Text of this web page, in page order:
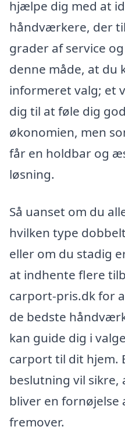
hjælpe dig med at
håndværkere, der
grader af service
denne måde, at
informeret valg; et
dig til at føle dig
økonomien, men
får en holdbar og
løsning.
Så uanset om du
hvilken type
eller om du stadig
at indhente flere
carport-pris.dk for
de bedste
kan guide dig i
carport til dit hjem.
beslutning vil
bliver en fornøjelse
fremover.